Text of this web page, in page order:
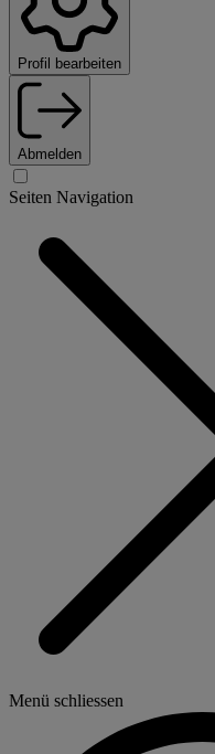
Profil bearbeiten
Abmelden
Seiten Navigation
Menü schliessen